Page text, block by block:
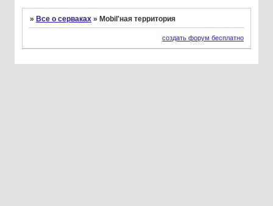
» Все о серваках » Mobil'ная территория
создать форум бесплатно